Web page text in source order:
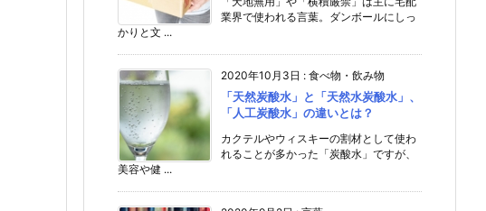
業界で使われる言葉。ダンボールにしっ
かりと文 ...
2020年10月3日 : 食べ物・飲み物
「天然炭酸水」と「天然水炭酸水」、
「人工炭酸水」の違いとは？
カクテルやウィスキーの割材として使わ
れることが多かった「炭酸水」ですが、
美容や健 ...